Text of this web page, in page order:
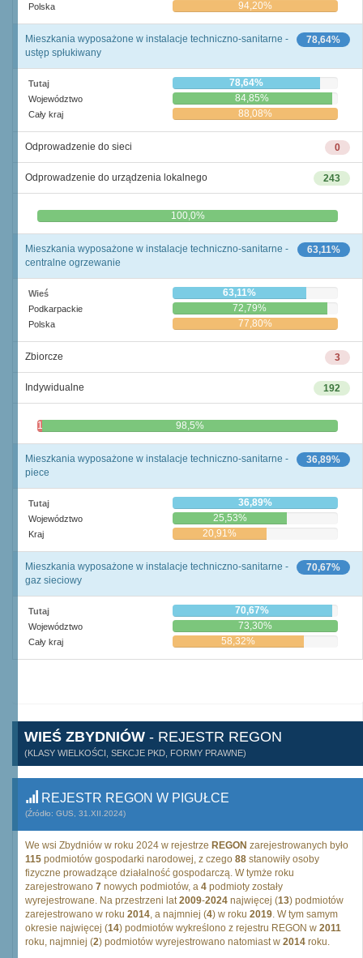
Polska 94,20%
78,64%
Mieszkania wyposażone w instalacje techniczno-sanitarne -
ustęp spłukiwany
Tutaj 78,64%
Województwo 84,85%
Cały kraj 88,08%
0
Odprowadzenie do sieci
243
Odprowadzenie do urządzenia lokalnego
0,0% 100,0%
63,11%
Mieszkania wyposażone w instalacje techniczno-sanitarne -
centralne ogrzewanie
Wieś 63,11%
Podkarpackie 72,79%
Polska 77,80%
3
Zbiorcze
192
Indywidualne
1,5% 98,5%
36,89%
Mieszkania wyposażone w instalacje techniczno-sanitarne -
piece
Tutaj 36,89%
Województwo 25,53%
Kraj 20,91%
70,67%
Mieszkania wyposażone w instalacje techniczno-sanitarne -
gaz sieciowy
Tutaj 70,67%
Województwo 73,30%
Cały kraj 58,32%
WIEŚ ZBYDNIÓW - REJESTR REGON
(KLASY WIELKOŚCI, SEKCJE PKD, FORMY PRAWNE)
REJESTR REGON W PIGUŁCE
(Źródło: GUS, 31.XII.2024)
We wsi Zbydniów w roku 2024 w rejestrze REGON zarejestrowanych było
115 podmiotów gospodarki narodowej, z czego 88 stanowiły osoby
fizyczne prowadzące działalność gospodarczą. W tymże roku
zarejestrowano 7 nowych podmiotów, a 4 podmioty zostały
wyrejestrowane. Na przestrzeni lat2009-2024 najwięcej (13) podmiotów
zarejestrowano w roku 2014, a najmniej (4) w roku 2019. W tym samym
okresie najwięcej (14) podmiotów wykreślono z rejestru REGON w 2011
roku, najmniej (2) podmiotów wyrejestrowano natomiast w 2014 roku.